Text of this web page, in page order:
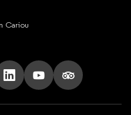
Cariou
sur Tik Tok
nous sur X
Suivez nous sur LinkedIn
Suivez nous sur
Suivez nous